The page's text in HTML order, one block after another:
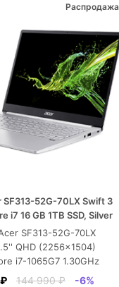
SF313-52G-70LX Swift 3
i7 16 GB 1TB SSD, Silver
SF313-52G-70LX
QHD (2256x1504)
i7-1065G7 1.30GHz
SSD/GF MX350 2
144 990 ₽ -6%
Распродажа